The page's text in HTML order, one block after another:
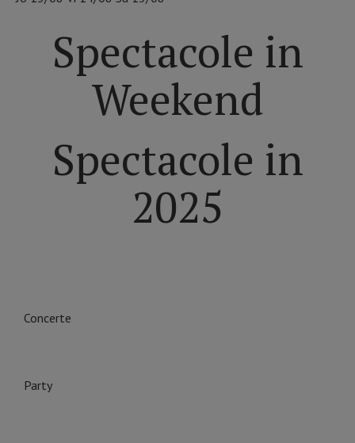
Spectacole in
Weekend
Spectacole in
2025
Concerte
Party